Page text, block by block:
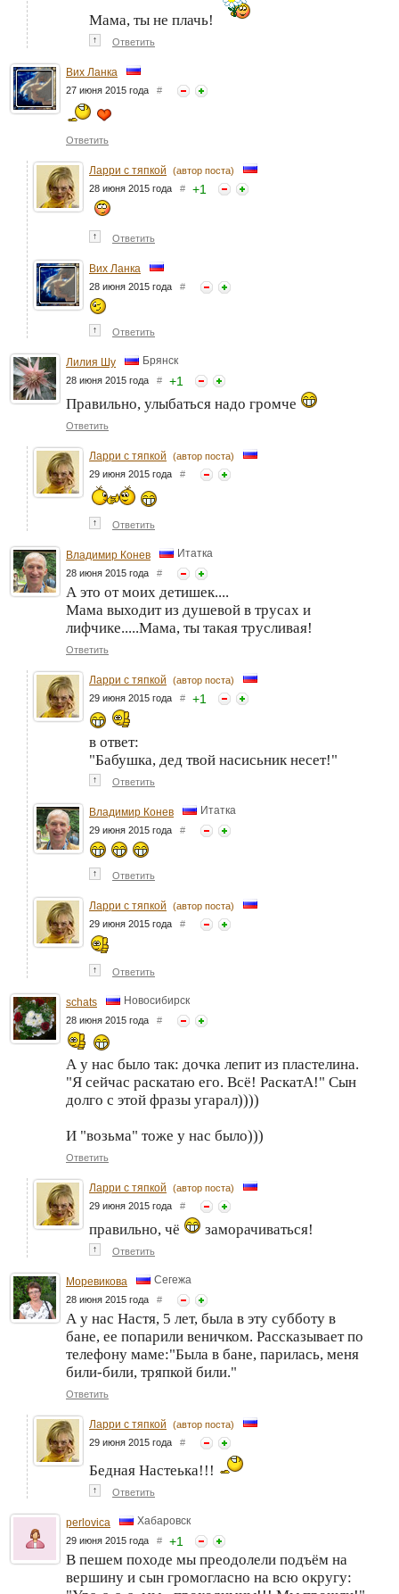
Мама, ты не плачь!
↑ Ответить
Вих Ланка
27 июня 2015 года #
Ответить
Ларри с тяпкой
(автор поста)
28 июня 2015 года # +1
↑ Ответить
Вих Ланка
28 июня 2015 года #
↑ Ответить
Лилия Шу Брянск
28 июня 2015 года # +1
Правильно, улыбаться надо громче
Ответить
Ларри с тяпкой
(автор поста)
29 июня 2015 года #
↑ Ответить
Владимир Конев Итатка
28 июня 2015 года #
А это от моих детишек....
Мама выходит из душевой в трусах и
лифчике.....Мама, ты такая трусливая!
Ответить
Ларри с тяпкой
(автор поста)
29 июня 2015 года # +1
в ответ:
"Бабушка, дед твой насисьник несет!"
↑ Ответить
Владимир Конев Итатка
29 июня 2015 года #
↑ Ответить
Ларри с тяпкой
(автор поста)
29 июня 2015 года #
↑ Ответить
schats Новосибирск
28 июня 2015 года #
А у нас было так: дочка лепит из пластелина.
"Я сейчас раскатаю его. Всё! РаскатА!" Сын
долго с этой фразы угарал))))
И "возьма" тоже у нас было)))
Ответить
Ларри с тяпкой
(автор поста)
29 июня 2015 года #
правильно, чё заморачиваться!
↑ Ответить
Моревикова Сегежа
28 июня 2015 года #
А у нас Настя, 5 лет, была в эту субботу в
бане, ее попарили веничком. Рассказывает по
телефону маме:"Была в бане, парилась, меня
били-били, тряпкой били."
Ответить
Ларри с тяпкой
(автор поста)
29 июня 2015 года #
Бедная Настеька!!!
↑ Ответить
perlovica Хабаровск
29 июня 2015 года # +1
В пешем походе мы преодолели подъём на
вершину и сын громогласно на всю округу: